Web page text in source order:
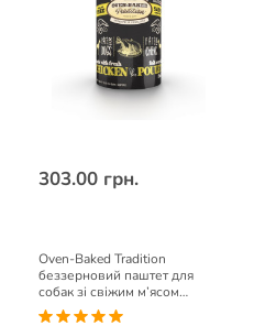
303.00 грн.
Oven-Baked Tradition
беззерновий паштет для
собак зі свіжим м’ясом
курятини 354гр